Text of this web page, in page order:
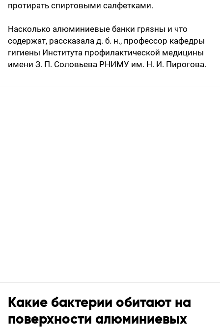
протирать спиртовыми салфетками.
Насколько алюминиевые банки грязны и что
содержат, рассказала д. б. н., профессор кафедры
гигиены Института профилактической медицины
имени З. П. Соловьева РНИМУ им. Н. И. Пирогова.
Какие бактерии обитают на
поверхности алюминиевых